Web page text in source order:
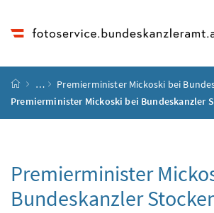
Startseite
…
Premierminister Mickoski bei
Premierminister Mickoski bei Bundeskanzler
Premierminister
Bundeskanzler Stocker